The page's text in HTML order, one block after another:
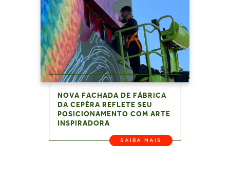
NOVA FACHADA DE FÁBRICA
DA CEPÊRA REFLETE SEU
POSICIONAMENTO COM ARTE
INSPIRADORA
SAIBA MAIS